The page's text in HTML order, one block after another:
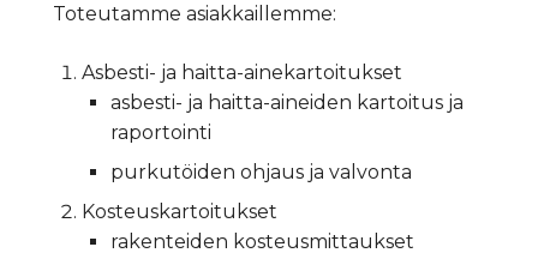
Toteutamme asiakkaillemme:
Asbesti- ja haitta-ainekartoitukset
asbesti- ja haitta-aineiden kartoitus ja
raportointi
purkutöiden ohjaus ja valvonta
Kosteuskartoitukset
rakenteiden kosteusmittaukset